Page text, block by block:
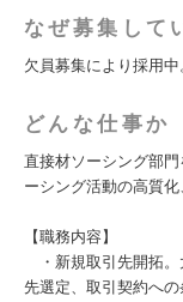
なぜ募集して
欠員募集により採用中
どんな仕事か
直接材ソーシング部
ーシング活動の高質化
【職務内容】
・新規取引先開拓。
先選定、取引契約への